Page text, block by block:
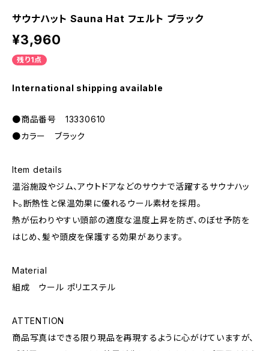
サウナハット Sauna Hat フェルト ブラック
¥3,960
残り1点
International shipping available
●商品番号 13330610
●カラー ブラック
Item details
温浴施設やジム、アウトドアなどのサウナで活躍するサウナハッ
ト。断熱性と保温効果に優れるウール素材を採用。
熱が伝わりやすい頭部の適度な温度上昇を防ぎ、のぼせ予防を
はじめ、髪や頭皮を保護する効果があります。
Material
組成 ウール ポリエステル
ATTENTION
商品写真はできる限り現品を再現するように心がけていますが、